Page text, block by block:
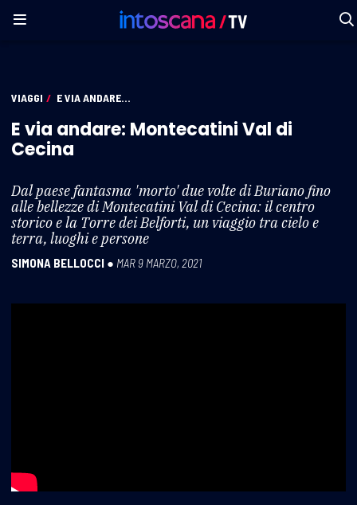
VIAGGI / E VIA ANDARE...
E via andare: Montecatini Val di
Cecina
Dal paese fantasma 'morto' due volte di Buriano fino
alle bellezze di Montecatini Val di Cecina: il centro
storico e la Torre dei Belforti, un viaggio tra cielo e
terra, luoghi e persone
SIMONA BELLOCCI ● MAR 9 MARZO, 2021